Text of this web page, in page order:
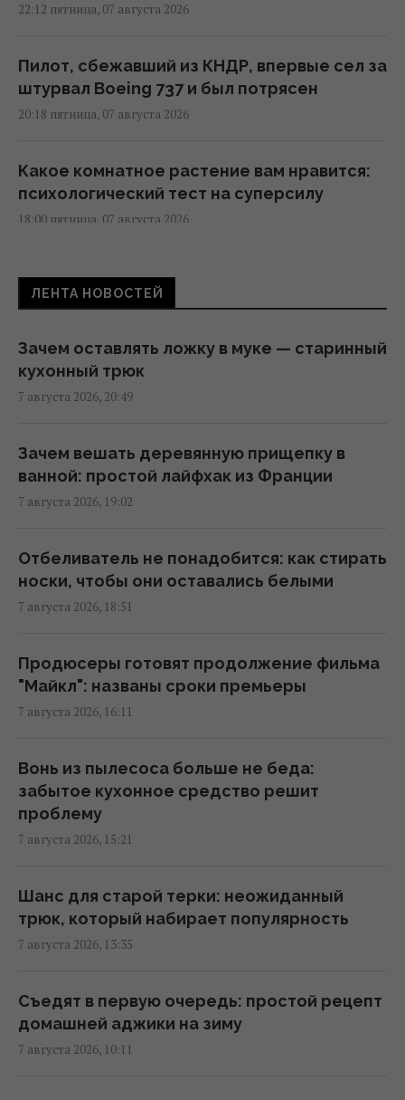
22:12 пятница, 07 августа 2026
Пилот, сбежавший из КНДР, впервые сел за
штурвал Boeing 737 и был потрясен
20:18 пятница, 07 августа 2026
Какое комнатное растение вам нравится:
психологический тест на суперсилу
18:00 пятница, 07 августа 2026
Он лазал по деревьям, как кот, но при этом
был первой в истории собакой на планете
17:21 пятница, 07 августа 2026
8 августа: церковный праздник сегодня,
желание
17:10 пятница, 07 августа 2026
собаки: вот что выяснила наука
16:17 пятница, 07 августа 2026
самые опасные мошеннические ловушки
для туристов
15:34 пятница, 07 августа 2026
5 самых дешевых направлений Европы для
отдыха в 2026 году: обновленный рейтинг
15:26 пятница, 07 августа 2026
поезд в ядерный контейнер: зачем это
сделали
15:22 пятница, 07 августа 2026
Муж известной украинской актрисы ушел
из жизни
15:00 пятница, 07 августа 2026
ЛЕНТА НОВОСТЕЙ
Зачем оставлять ложку в муке — старинный
кухонный трюк
7 августа 2026, 20:49
Зачем вешать деревянную прищепку в
ванной: простой лайфхак из Франции
7 августа 2026, 19:02
Отбеливатель не понадобится: как стирать
носки, чтобы они оставались белыми
7 августа 2026, 18:51
Продюсеры готовят продолжение фильма
"Майкл": названы сроки премьеры
7 августа 2026, 16:11
Вонь из пылесоса больше не беда:
забытое кухонное средство решит
проблему
7 августа 2026, 15:21
Шанс для старой терки: неожиданный
трюк, который набирает популярность
7 августа 2026, 13:35
Съедят в первую очередь: простой рецепт
домашней аджики на зиму
7 августа 2026, 10:11